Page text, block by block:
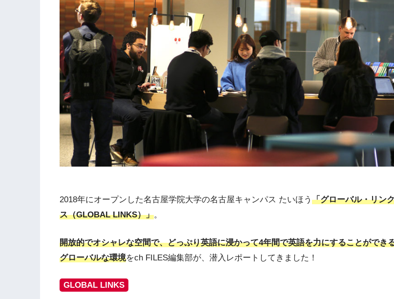
2018年にオープンした名古屋学院大学の名古屋キャンパス たいほう 「グローバル・リン
ス（GLOBAL LINKS）」。
開放的でオシャレな空間で、どっぷり英語に浸かって4年間で英語を力にすることができ
グローバルな環境をch FILES編集部が、潜入レポートしてきました！
GLOBAL LINKS